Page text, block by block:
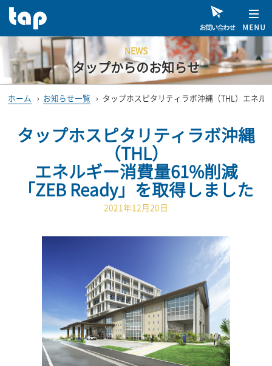
NEWS
タップからのお知らせ
ホーム › お知らせ一覧 › タップホスピタリティラボ沖縄（THL）エネル
タップホスピタリティラボ沖縄
（THL）
エネルギー消費量61%削減
「ZEB Ready」を取得しました
2021年12月20日